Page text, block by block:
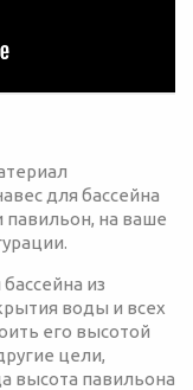
для бассейна
на ваше
из
воды и всех
его высотой
цели,
высота павильона